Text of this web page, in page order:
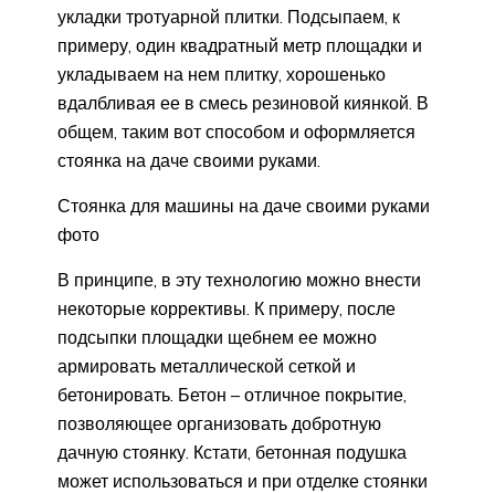
укладки тротуарной плитки. Подсыпаем, к
примеру, один квадратный метр площадки и
укладываем на нем плитку, хорошенько
вдалбливая ее в смесь резиновой киянкой. В
общем, таким вот способом и оформляется
стоянка на даче своими руками.
Стоянка для машины на даче своими руками
фото
В принципе, в эту технологию можно внести
некоторые коррективы. К примеру, после
подсыпки площадки щебнем ее можно
армировать металлической сеткой и
бетонировать. Бетон – отличное покрытие,
позволяющее организовать добротную
дачную стоянку. Кстати, бетонная подушка
может использоваться и при отделке стоянки